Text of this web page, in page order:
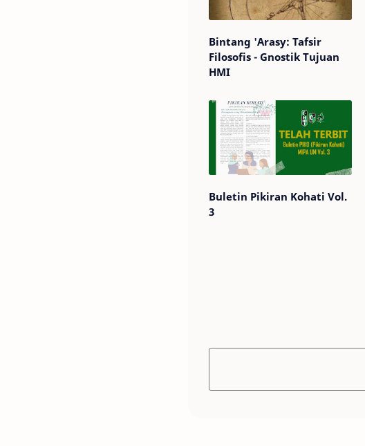
Bintang 'Arasy: Tafsir
Filosofis - Gnostik Tujuan
HMI
Buletin Pikiran Kohati Vol.
3